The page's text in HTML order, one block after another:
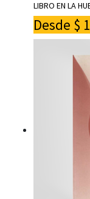
LIBRO EN LA
Desde $